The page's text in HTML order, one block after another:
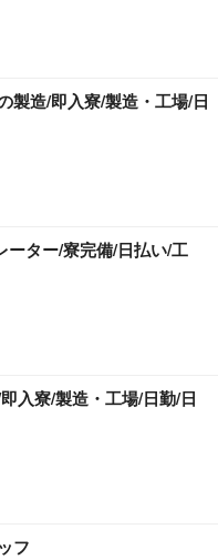
製造/即入寮/製造・工場/日
ーター/寮完備/日払い/工
入寮/製造・工場/日勤/日
フ